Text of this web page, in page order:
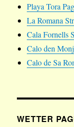
Playa Tora
La Romana
Cala Fornells
Calo den
Calo de Sa
WETTER